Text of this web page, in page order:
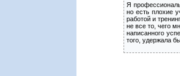
Я
но есть плохие
работой и
не все то, чего
написанного
того, удержала